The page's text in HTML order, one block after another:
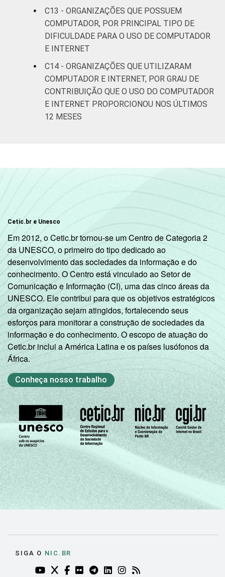
C13 - ORGANIZAÇÕES QUE POSSUEM
COMPUTADOR, POR PRINCIPAL TIPO DE
DIFICULDADE PARA O USO DE COMPUTADOR
E INTERNET
C14 - ORGANIZAÇÕES QUE UTILIZARAM
COMPUTADOR E INTERNET, POR GRAU DE
CONTRIBUIÇÃO QUE O USO DO COMPUTADOR
E INTERNET PROPORCIONOU NOS ÚLTIMOS
12 MESES
Cetic.br e Unesco
Em 2012, o Cetic.br tornou-se um Centro de Categoria 2
da UNESCO, o primeiro do tipo dedicado ao
desenvolvimento das sociedades da informação e do
conhecimento. O Centro está vinculado ao Setor de
Comunicação e Informação (CI), uma das cinco áreas da
UNESCO. Ele contribui para que os objetivos estratégicos
da organização sejam atingidos, fortalecendo seus
esforços para monitorar a construção de sociedades da
informação e do conhecimento. O escopo de atuação do
Cetic.br inclui a América Latina e os países lusófonos da
África.
Conheça nosso trabalho
SIGA O NIC.BR
YOUTUBE DO NIC.BR (ABRE EM NOVA ABA)
TWITTER DO NIC.BR (ABRE EM NOVA ABA)
FACEBOOK DO NIC.BR (ABRE EM NOVA
FLICKR DO NIC.BR (ABRE EM NOVA
TELEGRAM DO NIC.BR (ABRE EM
LINKEDIN DO NIC.BR (ABRE
INSTAGRAM DO NIC.BR
RSS DO NIC.BR (ABRE